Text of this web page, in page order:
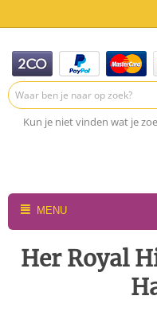
Kun je niet vinden wat je
MENU
Her Royal